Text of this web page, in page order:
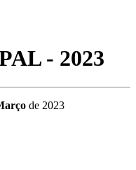
- 2023
de 2023